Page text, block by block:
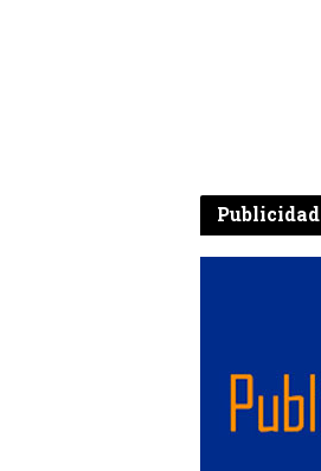
Publicidad